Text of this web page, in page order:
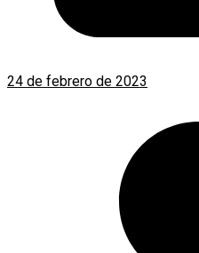
24 de febrero de 2023